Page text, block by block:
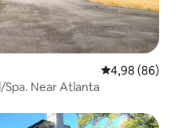
Prosječna
4,98 (86)
Near Atlanta